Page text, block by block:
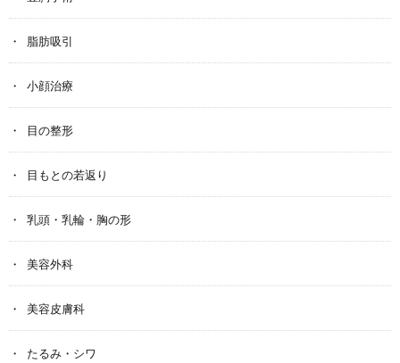
脂肪吸引
小顔治療
目の整形
目もとの若返り
乳頭・乳輪・胸の形
美容外科
美容皮膚科
たるみ・シワ